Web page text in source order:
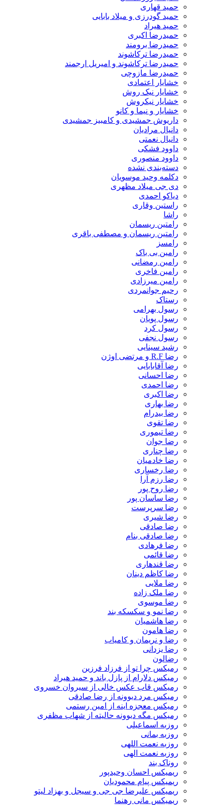
حمید قهاری
حمید گودرزی و میلاد بابایی
حمید هیراد
حمیدرضا اکبری
حمیدرضا برومند
حمیدرضا ترکاشوند
حمیدرضا ترکاشوند و امیریل ارجمند
حمیدرضا مازوچی
خشایار اعتمادی
خشایار نیک روش
خشایار نیکروش
خشایار و نیما و کانو
داریوش جمشیدی و کامبیز جمشیدی
دانیال مرادیان
دانیال نعمتی
داوود فشکی
داوود منصوری
دسته‌بندی نشده
دکلمه وحید موسویان
دی جی میلاد مظهری
دیاکو احمدی
راستین وقاری
رامتین ریسمان
رامتین ریسمان و مصطفی باقری
رامسز
رامین بی باک
رامین رمضانی
رامین فاخری
رامین میرزادی
رحیم جوانمردی
رستاک
رسول بهرامی
رسول پویان
رسول کرد
رسول نجفی
رشید سینایی
رضا آقابابایی
رضا احسانی
رضا احمدی
رضا اکبری
رضا بهاری
رضا بیدرام
رضا تقوی
رضا تیموری
رضا جوان
رضا چناری
رضا خادمیان
رضا رخساری
رضا رزم آرا
رضا روح پور
رضا ساسان پور
رضا سرپرست
رضا شیری
رضا صادقی
رضا صادقی بنام
رضا فرهادی
رضا قائمی
رضا قندهاری
رضا کاظم دینان
رضا ملایی
رضا ملک زاده
رضا موسوی
رضا نمو و سکسکه بند
رضا هاشمیان
رضا هامون
رضا و نریمان و کامیاب
رضا یزدانی
رضالون
رمیکس چرا تو از فرزاد فرزین
رمیکس دلارام از پازل باند و حمید هیراد
رمیکس قاب عکس خالی از سیروان خسروی
رمیکس مرد دیوونه از رضا صادقی
رمیکس معجزه اینه از امین رستمی
رمیکس مگه دیوونه حالیته از شهاب مظفری
روزبه اسماعیلی
روزبه بمانی
روزبه نعمت اللهی
روزبه نعمت الهی
روناک بند
ریمیکس احسان وحیدپور
ریمیکس پیام محمودیان
ریمیکس علیرضا جی جی و سیجل و بهزاد لیتو
ریمیکس مانی رهنما